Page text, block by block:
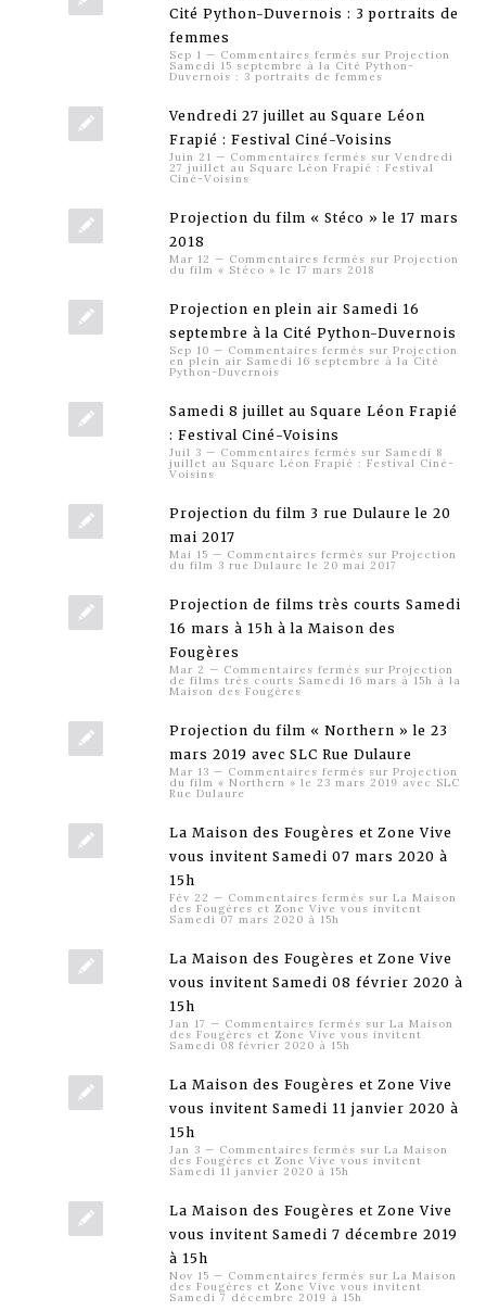
Cité Python-Duvernois : 3 portraits de
femmes
Sep 1 — Commentaires fermés sur Projection
Samedi 15 septembre à la Cité Python-
Duvernois : 3 portraits de femmes
Vendredi 27 juillet au Square Léon
Frapié : Festival Ciné-Voisins
Juin 21 — Commentaires fermés sur Vendredi
27 juillet au Square Léon Frapié : Festival
Ciné-Voisins
Projection du film « Stéco » le 17 mars
2018
Mar 12 — Commentaires fermés sur Projection
du film « Stéco » le 17 mars 2018
Projection en plein air Samedi 16
septembre à la Cité Python-Duvernois
Sep 10 — Commentaires fermés sur Projection
en plein air Samedi 16 septembre à la Cité
Python-Duvernois
Samedi 8 juillet au Square Léon Frapié
: Festival Ciné-Voisins
Juil 3 — Commentaires fermés sur Samedi 8
juillet au Square Léon Frapié : Festival Ciné-
Voisins
Projection du film 3 rue Dulaure le 20
mai 2017
Mai 15 — Commentaires fermés sur Projection
du film 3 rue Dulaure le 20 mai 2017
Projection de films très courts Samedi
16 mars à 15h à la Maison des
Fougères
Mar 2 — Commentaires fermés sur Projection
de films très courts Samedi 16 mars à 15h à la
Maison des Fougères
Projection du film « Northern » le 23
mars 2019 avec SLC Rue Dulaure
Mar 13 — Commentaires fermés sur Projection
du film « Northern » le 23 mars 2019 avec SLC
Rue Dulaure
La Maison des Fougères et Zone Vive
vous invitent Samedi 07 mars 2020 à
15h
Fév 22 — Commentaires fermés sur La Maison
des Fougères et Zone Vive vous invitent
Samedi 07 mars 2020 à 15h
La Maison des Fougères et Zone Vive
vous invitent Samedi 08 février 2020 à
15h
Jan 17 — Commentaires fermés sur La Maison
des Fougères et Zone Vive vous invitent
Samedi 08 février 2020 à 15h
La Maison des Fougères et Zone Vive
vous invitent Samedi 11 janvier 2020 à
15h
Jan 3 — Commentaires fermés sur La Maison
des Fougères et Zone Vive vous invitent
Samedi 11 janvier 2020 à 15h
La Maison des Fougères et Zone Vive
vous invitent Samedi 7 décembre 2019
à 15h
Nov 15 — Commentaires fermés sur La Maison
des Fougères et Zone Vive vous invitent
Samedi 7 décembre 2019 à 15h